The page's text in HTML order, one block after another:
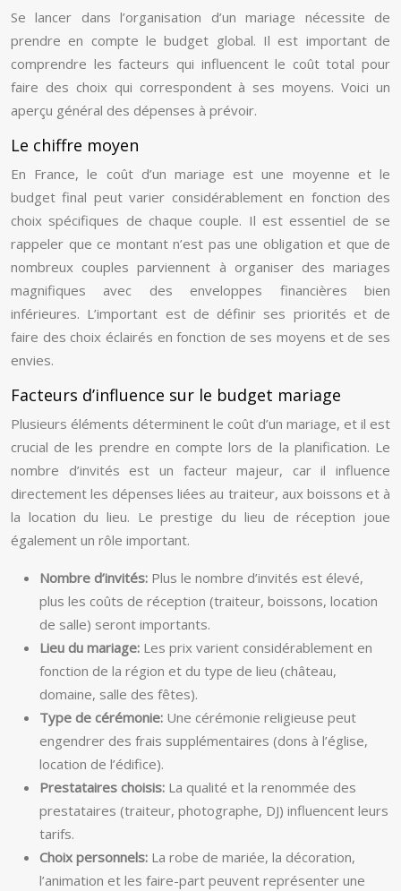
Se lancer dans l’organisation d’un mariage nécessite de
prendre en compte le budget global. Il est important de
comprendre les facteurs qui influencent le coût total pour
faire des choix qui correspondent à ses moyens. Voici un
aperçu général des dépenses à prévoir.
Le chiffre moyen
En France, le coût d’un mariage est une moyenne et le
budget final peut varier considérablement en fonction des
choix spécifiques de chaque couple. Il est essentiel de se
rappeler que ce montant n’est pas une obligation et que de
nombreux couples parviennent à organiser des mariages
magnifiques avec des enveloppes financières bien
inférieures. L’important est de définir ses priorités et de
faire des choix éclairés en fonction de ses moyens et de ses
envies.
Facteurs d’influence sur le budget mariage
Plusieurs éléments déterminent le coût d’un mariage, et il est
crucial de les prendre en compte lors de la planification. Le
nombre d’invités est un facteur majeur, car il influence
directement les dépenses liées au traiteur, aux boissons et à
la location du lieu. Le prestige du lieu de réception joue
également un rôle important.
Nombre d’invités: Plus le nombre d’invités est élevé,
plus les coûts de réception (traiteur, boissons, location
de salle) seront importants.
Lieu du mariage: Les prix varient considérablement en
fonction de la région et du type de lieu (château,
domaine, salle des fêtes).
Type de cérémonie: Une cérémonie religieuse peut
engendrer des frais supplémentaires (dons à l’église,
location de l’édifice).
Prestataires choisis: La qualité et la renommée des
prestataires (traiteur, photographe, DJ) influencent leurs
tarifs.
Choix personnels: La robe de mariée, la décoration,
l’animation et les faire-part peuvent représenter une